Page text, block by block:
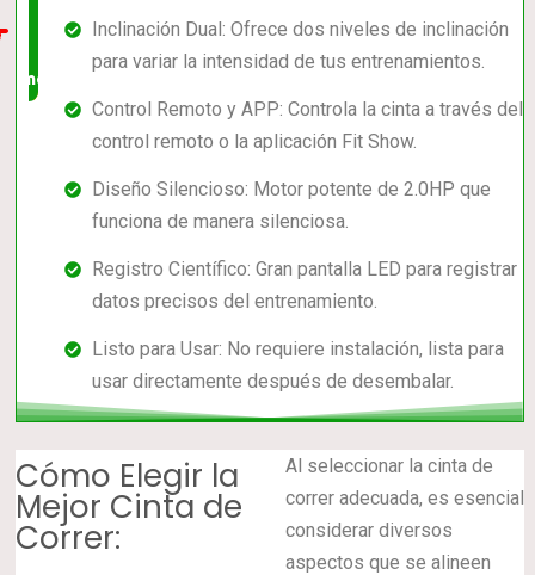
en el
mercado
Inclinación Dual: Ofrece dos niveles de inclinación
para variar la intensidad de tus entrenamientos.
Control Remoto y APP: Controla la cinta a través del
control remoto o la aplicación Fit Show.
Diseño Silencioso: Motor potente de 2.0HP que
funciona de manera silenciosa.
Registro Científico: Gran pantalla LED para registrar
datos precisos del entrenamiento.
Listo para Usar: No requiere instalación, lista para
usar directamente después de desembalar.
Cómo Elegir la
Mejor Cinta de
Correr:
Al seleccionar la cinta de
correr adecuada, es esencial
considerar diversos
aspectos que se alineen